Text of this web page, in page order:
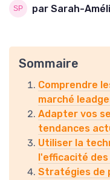
par Sarah-
Sommaire
Comprendre
marché
Adapter vos
tendances
Utiliser la
l'efficacité
Stratégies de